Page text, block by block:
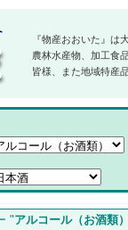
『物産おおいた』は
農林水産物、加工食
皆様、また地域特産
"アルコール（お酒類